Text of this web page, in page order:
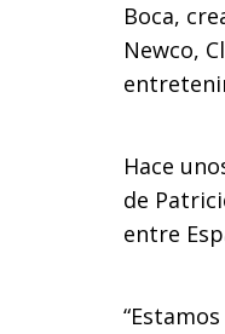
Boca,
Newco,
Hace
de
entre